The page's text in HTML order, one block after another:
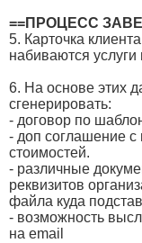
==ПРОЦЕСС
5. Карточка
набиваются услуги
6. На основе этих
сгенерировать:
- договор по
- доп соглашение с
стоимостей.
- различные
реквизитов
файла куда
- возможность
на email